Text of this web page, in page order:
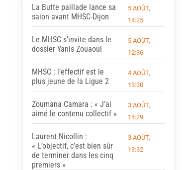
La Butte paillade lance sa
saion avant MHSC-Dijon
5 AOÛT,
14:25
Le MHSC s’invite dans le
dossier Yanis Zouaoui
5 AOÛT,
12:36
MHSC : l’effectif est le
plus jeune de la Ligue 2
4 AOÛT,
13:30
Zoumana Camara : « J’ai
aimé le contenu collectif »
3 AOÛT,
14:29
Laurent Nicollin :
« L’objectif, c’est bien sûr
de terminer dans les cinq
premiers »
3 AOÛT,
13:32